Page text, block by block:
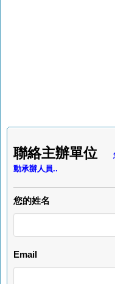
聯絡主辦單位您
動承辦人員..
您的姓名
Email